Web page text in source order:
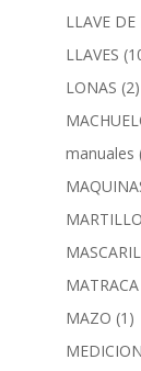
LLAVE
LLAVES
LONAS (2)
manuales
MARTILLO
MATRACA
MAZO (1)
MEDICION